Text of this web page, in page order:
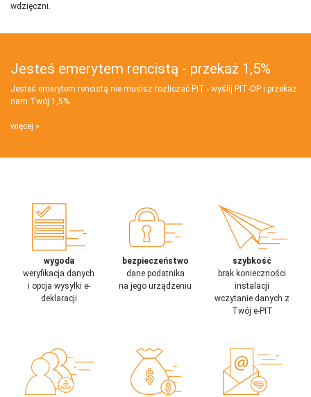
wdzięczni.
Jesteś emerytem rencistą - przekaż 1,5%
Jesteś emerytem rencistą nie musisz rozliczać PIT - wyślij PIT‑OP i przekaż
nam Twój 1,5%
więcej
wygoda
weryfikacja danych
i opcja wysyłki e-
deklaracji
bezpieczeństwo
dane podatnika
na jego urządzeniu
szybkość
brak konieczności
instalacji
wczytanie danych z
Twój e-PIT